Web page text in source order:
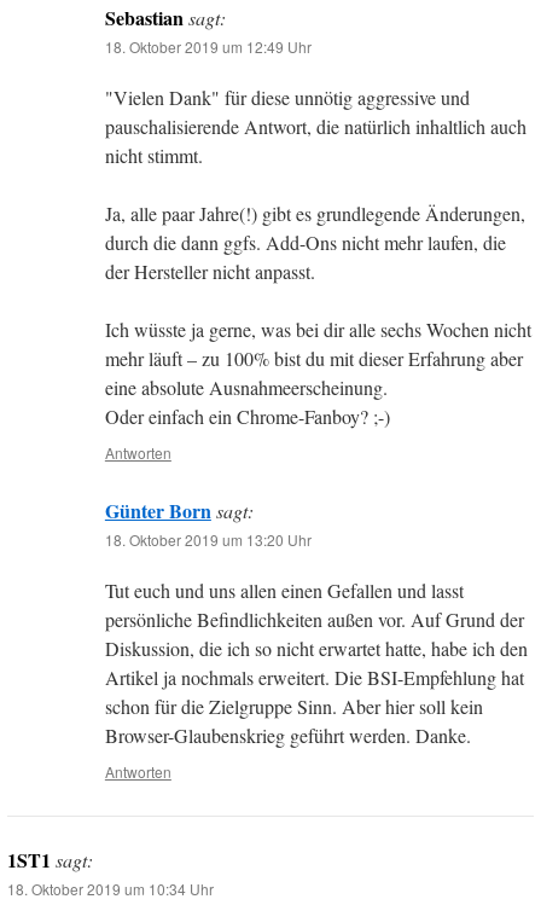
Sebastiansagt:
18. Oktober 2019 um 12:49 Uhr
"Vielen Dank" für diese unnötig aggressive und
pauschalisierende Antwort, die natürlich inhaltlich auch
nicht stimmt.
Ja, alle paar Jahre(!) gibt es grundlegende Änderungen,
durch die dann ggfs. Add-Ons nicht mehr laufen, die
der Hersteller nicht anpasst.
Ich wüsste ja gerne, was bei dir alle sechs Wochen nicht
mehr läuft – zu 100% bist du mit dieser Erfahrung aber
eine absolute Ausnahmeerscheinung.
Oder einfach ein Chrome-Fanboy? ;-)
Antworten
Günter Bornsagt:
18. Oktober 2019 um 13:20 Uhr
Tut euch und uns allen einen Gefallen und lasst
persönliche Befindlichkeiten außen vor. Auf Grund der
Diskussion, die ich so nicht erwartet hatte, habe ich den
Artikel ja nochmals erweitert. Die BSI-Empfehlung hat
schon für die Zielgruppe Sinn. Aber hier soll kein
Browser-Glaubenskrieg geführt werden. Danke.
Antworten
1ST1 sagt:
18. Oktober 2019 um 10:34 Uhr